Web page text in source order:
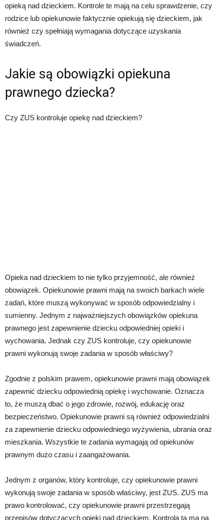
opieką nad dzieckiem. Kontrole te mają na celu sprawdzenie, czy
rodzice lub opiekunowie faktycznie opiekują się dzieckiem, jak
również czy spełniają wymagania dotyczące uzyskania
świadczeń.
Jakie są obowiązki opiekuna
prawnego dziecka?
Czy ZUS kontroluje opiekę nad dzieckiem?
Opieka nad dzieckiem to nie tylko przyjemność, ale również
obowiązek. Opiekunowie prawni mają na swoich barkach wiele
zadań, które muszą wykonywać w sposób odpowiedzialny i
sumienny. Jednym z najważniejszych obowiązków opiekuna
prawnego jest zapewnienie dziecku odpowiedniej opieki i
wychowania. Jednak czy ZUS kontroluje, czy opiekunowie
prawni wykonują swoje zadania w sposób właściwy?
Zgodnie z polskim prawem, opiekunowie prawni mają obowiązek
zapewnić dziecku odpowiednią opiekę i wychowanie. Oznacza
to, że muszą dbać o jego zdrowie, rozwój, edukację oraz
bezpieczeństwo. Opiekunowie prawni są również odpowiedzialni
za zapewnienie dziecku odpowiedniego wyżywienia, ubrania oraz
mieszkania. Wszystkie te zadania wymagają od opiekunów
prawnym dużo czasu i zaangażowania.
Jednym z organów, który kontroluje, czy opiekunowie prawni
wykonują swoje zadania w sposób właściwy, jest ZUS. ZUS ma
prawo kontrolować, czy opiekunowie prawni przestrzegają
przepisów dotyczących opieki nad dzieckiem. Kontrola ta ma na